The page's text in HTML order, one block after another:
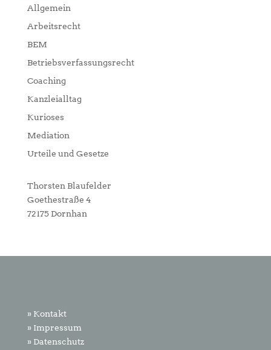
Allgemein
Arbeitsrecht
BEM
Betriebsverfassungsrecht
Coaching
Kanzleialltag
Kurioses
Mediation
Urteile und Gesetze
Thorsten Blaufelder
Goethestraße 4
72175 Dornhan
» Kontakt
» Impressum
» Datenschutz